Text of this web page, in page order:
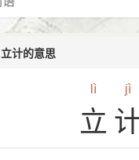
立计的意思
lì jì
立